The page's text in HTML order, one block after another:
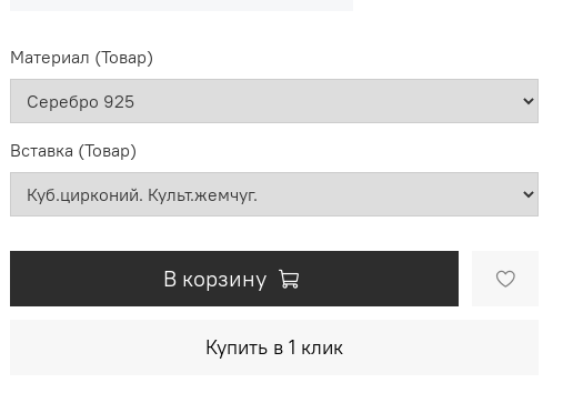
Материал (Товар)
Вставка (Товар)
В корзину
Купить в 1 клик